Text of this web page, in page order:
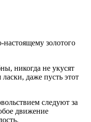
настоящему золотого
никогда не укусят
даже пусть этот
следуют за
движение